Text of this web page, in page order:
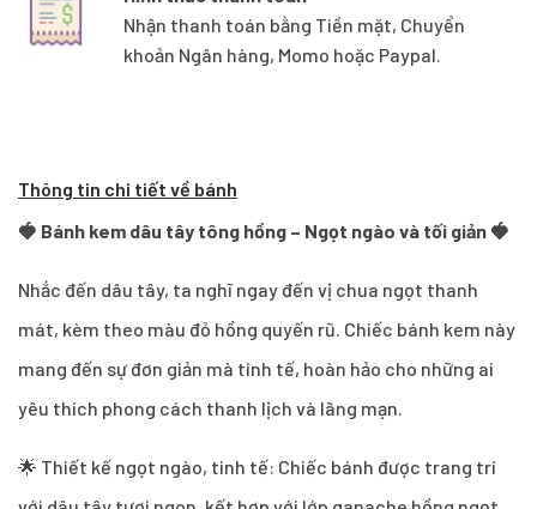
Nhận thanh toán bằng Tiền mặt, Chuyển
khoản Ngân hàng, Momo hoặc Paypal.
Thông tin chi tiết về bánh
🍓 Bánh kem dâu tây tông hồng – Ngọt ngào và tối giản 🍓
Nhắc đến dâu tây, ta nghĩ ngay đến vị chua ngọt thanh
mát, kèm theo màu đỏ hồng quyến rũ. Chiếc bánh kem này
mang đến sự đơn giản mà tinh tế, hoàn hảo cho những ai
yêu thích phong cách thanh lịch và lãng mạn.
🌟 Thiết kế ngọt ngào, tinh tế: Chiếc bánh được trang trí